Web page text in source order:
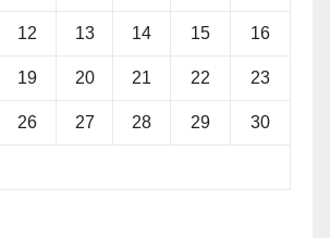
12 13 14 15 16
19 20 21 22 23
26 27 28 29 30